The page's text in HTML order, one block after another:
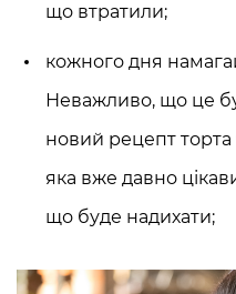
що втратили;
кожного дня
Неважливо, що це
новий рецепт торта
яка вже давно
що буде надихати;